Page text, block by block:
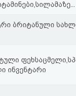
ბრიტანული
ინვენტარი